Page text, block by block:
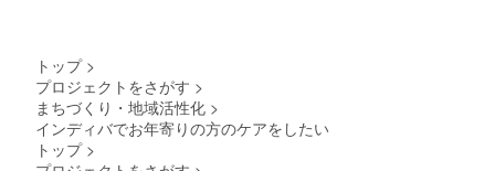
トップ >
プロジェクトをさがす >
まちづくり・地域活性化 >
インディバでお年寄りの方のケアをしたい
トップ >